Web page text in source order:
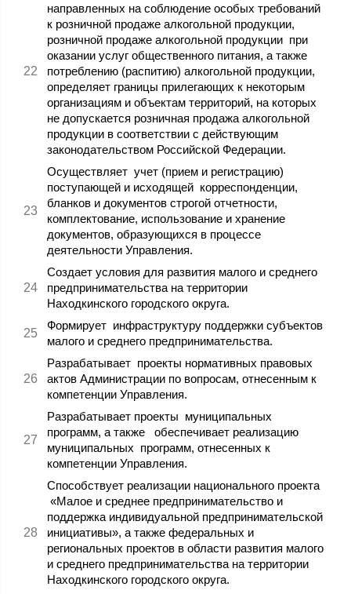
направленных на соблюдение особых требований
к розничной продаже алкогольной продукции,
розничной продаже алкогольной продукции при
оказании услуг общественного питания, а также
потреблению (распитию) алкогольной продукции,
определяет границы прилегающих к некоторым
организациям и объектам территорий, на которых
не допускается розничная продажа алкогольной
продукции в соответствии с действующим
законодательством Российской Федерации.
Осуществляет учет (прием и регистрацию)
поступающей и исходящей корреспонденции,
бланков и документов строгой отчетности,
комплектование, использование и хранение
документов, образующихся в процессе
деятельности Управления.
Создает условия для развития малого и среднего
предпринимательства на территории
Находкинского городского округа.
Формирует инфраструктуру поддержки субъектов
малого и среднего предпринимательства.
Разрабатывает проекты нормативных правовых
актов Администрации по вопросам, отнесенным к
компетенции Управления.
Разрабатывает проекты муниципальных
программ, а также обеспечивает реализацию
муниципальных программ, отнесенных к
компетенции Управления.
Способствует реализации национального проекта
«Малое и среднее предпринимательство и
поддержка индивидуальной предпринимательской
инициативы», а также федеральных и
региональных проектов в области развития малого
и среднего предпринимательства на территории
Находкинского городского округа.